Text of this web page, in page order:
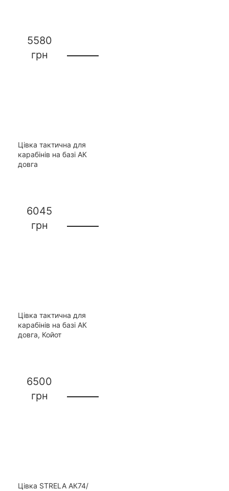
5580
грн
Цівка тактична для
карабінів на базі АК
довга
6045
грн
Цівка тактична для
карабінів на базі АК
довга, Койот
6500
грн
Цівка STRELA АК74/